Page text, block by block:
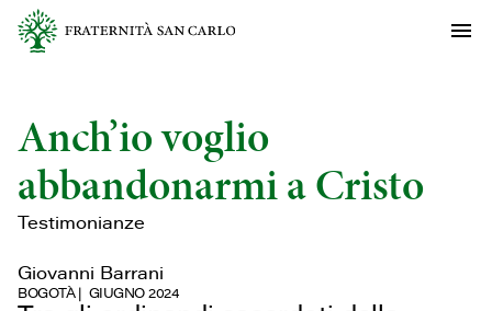
Anch’io voglio
abbandonarmi a Cristo
Testimonianze
Giovanni Barrani
BOGOTÀ GIUGNO 2024